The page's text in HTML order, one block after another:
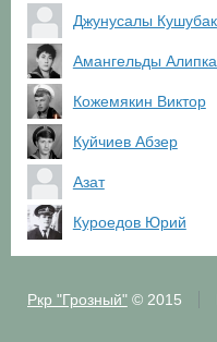
Джунусалы
Амангельды
Кожемякин Виктор
Куйчиев Абзер
Азат
Куроедов Юрий
Ркр "Грозный"© 2015